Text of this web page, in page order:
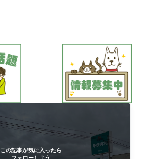
この記事が気に入ったら